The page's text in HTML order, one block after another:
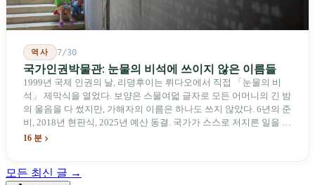
역사 7/30
국가인권박물관: 눈물의 비석에 쓰이지 않은 이름들
1999년 국제 인권의 날, 리덩후이는 뤼다오에서 직접 「눈물의 비
석」 제막식을 열었다. 보양은 스물여덟 글자로 모든 어머니의 긴 밤
의 울음을 다 썼지만, 가해자의 이름은 하나도 쓰지 않았다. 6년의 준
비, 2018년 현판식, 2025년 예산 동결. 국가가 스스로 저지른 일을 기
념하기 위해 스스로 세운 박물관. 계엄 해제 39년 동안 사법 재판을
16 분
모든 최신 글 →